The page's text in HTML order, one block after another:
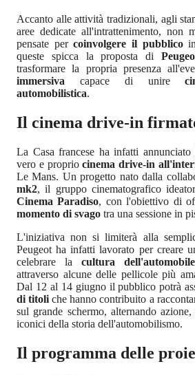
Accanto alle attività tradizionali, agli
aree dedicate all'intrattenimento, non
pensate percoinvolgere il pubblicoin
queste spicca la proposta di
trasformare la propria presenza
immersiva capace di unire
automobilistica.
Il cinema drive-in
La Casa francese ha infatti
vero e propriocinema drive-in
Le Mans. Un progetto nato dalla
mk2, il gruppo cinematografico
Cinema Paradiso, con l'obiettivo di
momento di svago tra una sessione in
L'iniziativa non si limiterà alla
Peugeot ha infatti lavorato per creare
celebrare la cultura
attraverso alcune delle pellicole più
Dal 12 al 14 giugno il pubblico potrà
di titoli che hanno contribuito a
sul grande schermo, alternando
iconici della storia dell'automobilismo.
Il programma delle